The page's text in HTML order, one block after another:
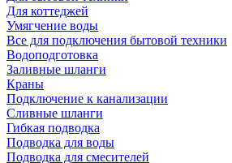
Для коттеджей
Умягчение воды
Все для подключения бытовой техники
Водоподготовка
Заливные шланги
Краны
Подключение к канализации
Сливные шланги
Гибкая подводка
Подводка для воды
Подводка для смесителей